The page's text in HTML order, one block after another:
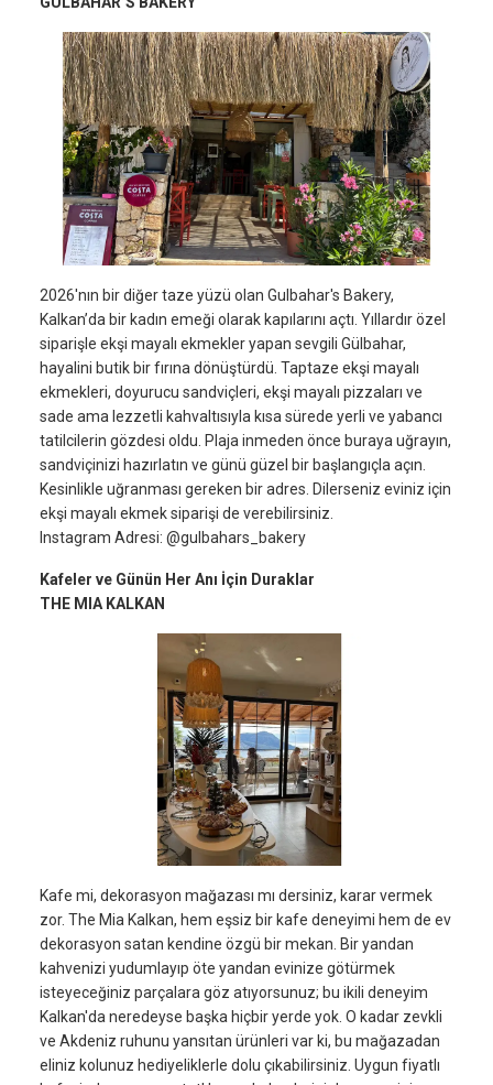
2026'nın bir diğer taze yüzü olan Gulbahar's Bakery,
Kalkan’da bir kadın emeği olarak kapılarını açtı. Yıllardır özel
siparişle ekşi mayalı ekmekler yapan sevgili Gülbahar,
hayalini butik bir fırına dönüştürdü. Taptaze ekşi mayalı
ekmekleri, doyurucu sandviçleri, ekşi mayalı pizzaları ve
sade ama lezzetli kahvaltısıyla kısa sürede yerli ve yabancı
tatilcilerin gözdesi oldu. Plaja inmeden önce buraya uğrayın,
sandviçinizi hazırlatın ve günü güzel bir başlangıçla açın.
Kesinlikle uğranması gereken bir adres. Dilerseniz eviniz için
ekşi mayalı ekmek siparişi de verebilirsiniz.
Instagram Adresi: @gulbahars_bakery
Kafeler ve Günün Her Anı İçin Duraklar
THE MIA KALKAN
Kafe mi, dekorasyon mağazası mı dersiniz, karar vermek
zor. The Mia Kalkan, hem eşsiz bir kafe deneyimi hem de ev
dekorasyon satan kendine özgü bir mekan. Bir yandan
kahvenizi yudumlayıp öte yandan evinize götürmek
isteyeceğiniz parçalara göz atıyorsunuz; bu ikili deneyim
Kalkan'da neredeyse başka hiçbir yerde yok. O kadar zevkli
ve Akdeniz ruhunu yansıtan ürünleri var ki, bu mağazadan
eliniz kolunuz hediyeliklerle dolu çıkabilirsiniz. Uygun fiyatlı